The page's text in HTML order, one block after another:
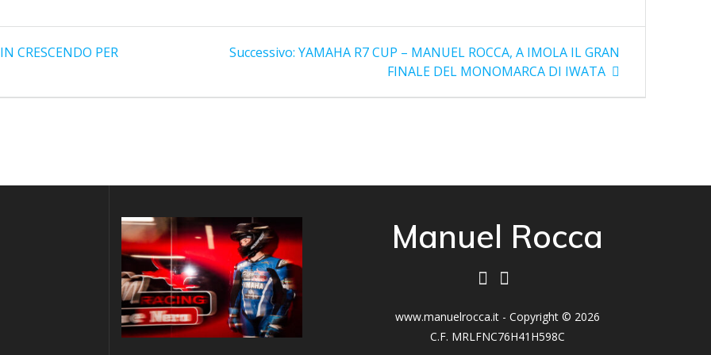
CRESCENDO PER
Successivo: Articolo
YAMAHA R7 CUP – MANUEL ROCCA, A IMOLA IL GRAN
FINALE DEL MONOMARCA DI IWATA
Manuel Rocca
www.manuelrocca.it - Copyright © 2026
C.F. MRLFNC76H41H598C